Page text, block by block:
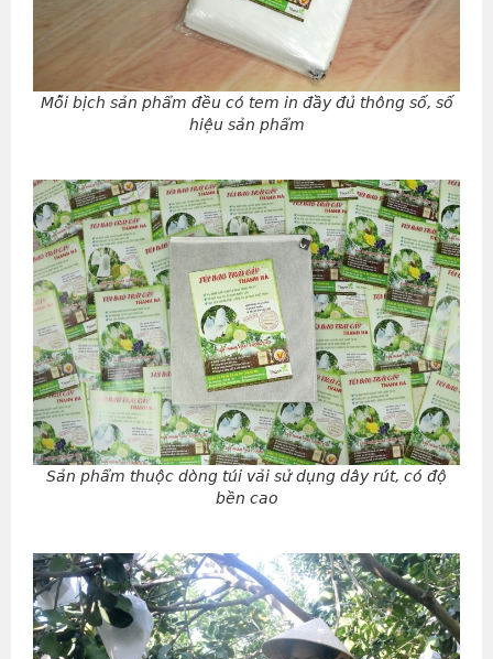
Mỗi bịch sản phẩm đều có tem in đầy đủ thông số, số
hiệu sản phẩm
Sản phẩm thuộc dòng túi vải sử dụng dây rút, có độ
bền cao